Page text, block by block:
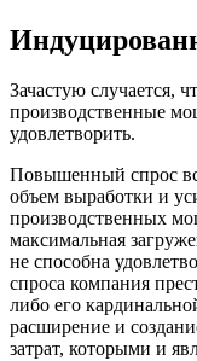
Зачастую случается,
производственные
удовлетворить.
Повышенный спрос
объем выработки и
производственных
максимальная
не способна
спроса компания
либо его
расширение и
затрат, которыми и